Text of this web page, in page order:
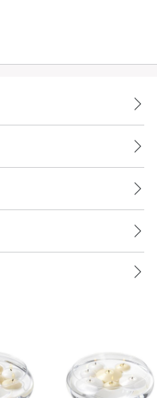
aralıklarla kontrol
koymayın.